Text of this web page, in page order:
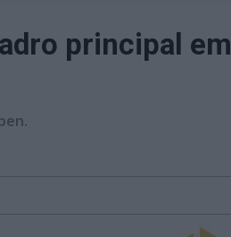
principal em